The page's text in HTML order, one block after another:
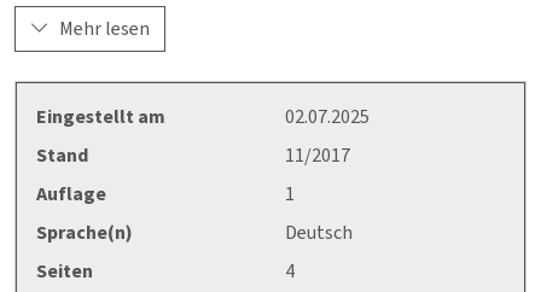
vor Ort eingesetzt werden. Sie fassen kurz und knapp die
wichtigsten Punkte für die Sicherheit und Gesundheit bei der
veröffentlicht.
Mehr lesen
Eingestellt am
02.07.2025
Stand
11/2017
Auflage
1
Sprache(n)
Deutsch
Seiten
4